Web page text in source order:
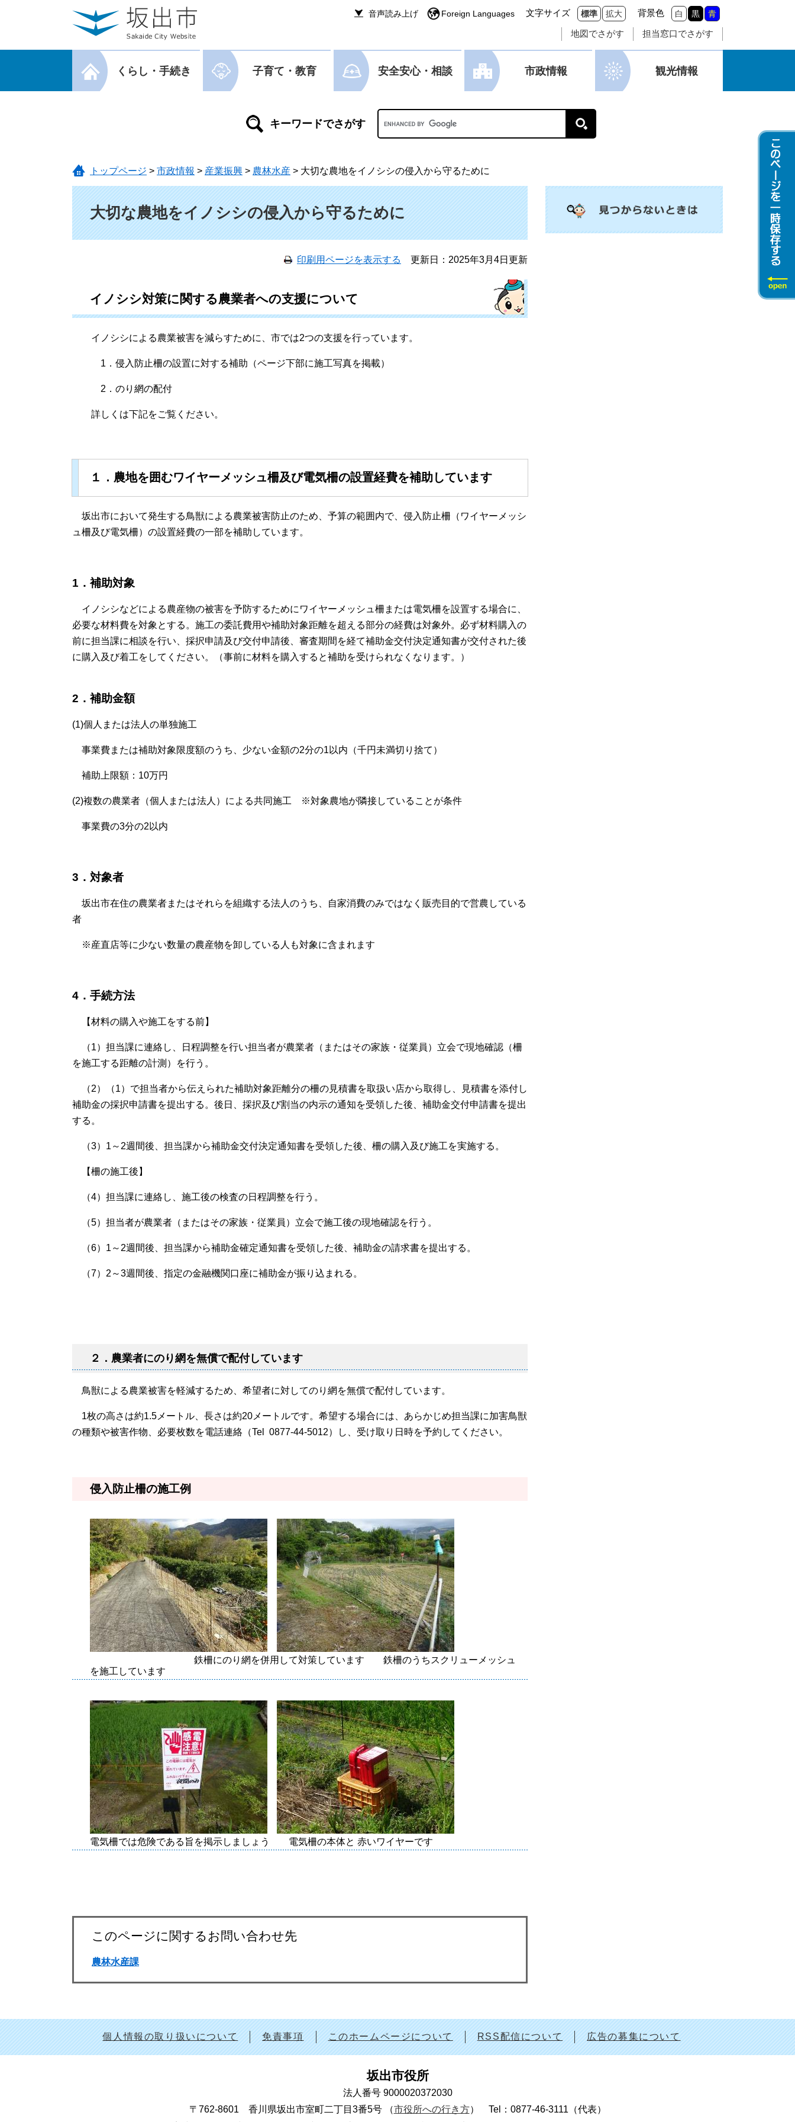
音声読み上げ Foreign Languages 文字サイズ 標準 拡大 背景色 白 黒 青
地図でさがす 担当窓口でさがす
メニューを閉じる
くらし・手続き 子育て・教育 安全安心・相談 市政情報 観光情報
Googleカスタム検索
トップページ > 市政情報 > 産業振興 > 農林水産 > 大切な農地をイノシシの侵入から守るために
大切な農地をイノシシの侵入から守るために
印刷用ページを表示する 更新日：2025年3月4日更新
イノシシ対策に関する農業者への支援について
イノシシによる農業被害を減らすために、市では2つの支援を行っています。
1．侵入防止柵の設置に対する補助（ページ下部に施工写真を掲載）
2．のり網の配付
詳しくは下記をご覧ください。
１．農地を囲むワイヤーメッシュ柵及び電気柵の設置経費を補助しています
坂出市において発生する鳥獣による農業被害防止のため、予算の範囲内で、侵入防止柵（ワイヤーメッシ
ュ柵及び電気柵）の設置経費の一部を補助しています。
1．補助対象
イノシシなどによる農産物の被害を予防するためにワイヤーメッシュ柵または電気柵を設置する場合に、
必要な材料費を対象とする。施工の委託費用や補助対象距離を超える部分の経費は対象外。必ず材料購入の
前に担当課に相談を行い、採択申請及び交付申請後、審査期間を経て補助金交付決定通知書が交付された後
に購入及び着工をしてください。（事前に材料を購入すると補助を受けられなくなります。）
2．補助金額
(1)個人または法人の単独施工
事業費または補助対象限度額のうち、少ない金額の2分の1以内（千円未満切り捨て）
補助上限額：10万円
(2)複数の農業者（個人または法人）による共同施工 ※対象農地が隣接していることが条件
事業費の3分の2以内
3．対象者
坂出市在住の農業者またはそれらを組織する法人のうち、自家消費のみではなく販売目的で営農している
者
※産直店等に少ない数量の農産物を卸している人も対象に含まれます
4．手続方法
【材料の購入や施工をする前】
（1）担当課に連絡し、日程調整を行い担当者が農業者（またはその家族・従業員）立会で現地確認（柵
を施工する距離の計測）を行う。
（2）（1）で担当者から伝えられた補助対象距離分の柵の見積書を取扱い店から取得し、見積書を添付し
補助金の採択申請書を提出する。後日、採択及び割当の内示の通知を受領した後、補助金交付申請書を提出
する。
（3）1～2週間後、担当課から補助金交付決定通知書を受領した後、柵の購入及び施工を実施する。
【柵の施工後】
（4）担当課に連絡し、施工後の検査の日程調整を行う。
（5）担当者が農業者（またはその家族・従業員）立会で施工後の現地確認を行う。
（6）1～2週間後、担当課から補助金確定通知書を受領した後、補助金の請求書を提出する。
（7）2～3週間後、指定の金融機関口座に補助金が振り込まれる。
２．農業者にのり網を無償で配付しています
鳥獣による農業被害を軽減するため、希望者に対してのり網を無償で配付しています。
1枚の高さは約1.5メートル、長さは約20メートルです。希望する場合には、あらかじめ担当課に加害鳥獣
の種類や被害作物、必要枚数を電話連絡（Tel 0877-44-5012）し、受け取り日時を予約してください。
侵入防止柵の施工例
鉄柵にのり網を併用して対策しています 鉄柵のうちスクリューメッシュ
を施工しています
電気柵では危険である旨を掲示しましょう 電気柵の本体と 赤いワイヤーです
このページに関するお問い合わせ先
農林水産課
個人情報の取り扱いについて 免責事項 このホームページについて RSS配信について 広告の募集について
坂出市役所
法人番号 9000020372030
〒762-8601 香川県坂出市室町二丁目3番5号
（市役所への行き方）
Tel：0877-46-3111（代表）